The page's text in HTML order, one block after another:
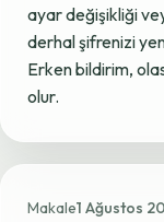
ayar değişikliği
derhal şifrenizi
Erken bildirim,
olur.
Makale1 Ağustos